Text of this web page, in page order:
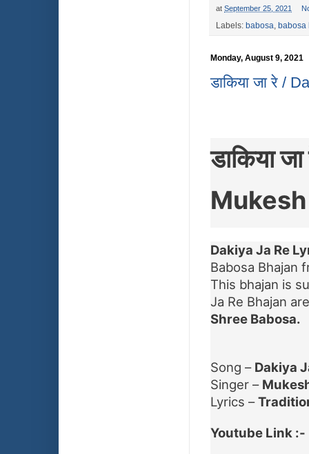
at September 25, 2021
Labels: babosa, babosa
Monday, August 9, 2021
डाकिया जा रे /
डाकिया
Dakiya Ja Re
Babosa Bhajan
This bhajan is
Ja Re Bhajan
Shree Babosa.
Song – Dakiya
Singer –
Lyrics –
Youtube Link :-